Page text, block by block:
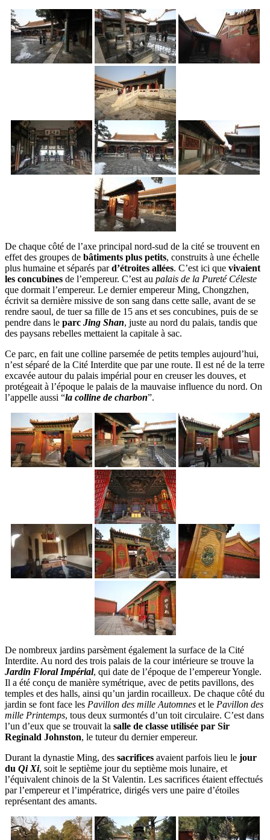
De chaque côté de l’axe principal nord-sud de la cité se trouvent en
effet des groupes de bâtiments plus petits, construits à une échelle
plus humaine et séparés pard’étroites allées. C’est ici que vivaient
les concubines de l’empereur. C’est au palais de la Pureté Céleste
que dormait l’empereur. Le dernier empereur Ming, Chongzhen,
écrivit sa dernière missive de son sang dans cette salle, avant de se
rendre saoul, de tuer sa fille de 15 ans et ses concubines, puis de se
pendre dans le parc Jing Shan, juste au nord du palais, tandis que
des paysans rebelles mettaient la capitale à sac.
Ce parc, en fait une colline parsemée de petits temples aujourd’hui,
n’est séparé de la Cité Interdite que par une route. Il est né de la terre
excavée autour du palais impérial pour en creuser les douves, et
protégeait à l’époque le palais de la mauvaise influence du nord. On
l’appelle aussi “la colline de charbon”.
De nombreux jardins parsèment également la surface de la Cité
Interdite. Au nord des trois palais de la cour intérieure se trouve la
Jardin Floral Impérial, qui date de l’époque de l’empereur Yongle.
Il a été conçu de manière symétrique, avec de petits pavillons, des
temples et des halls, ainsi qu’un jardin rocailleux. De chaque côté du
jardin se font face les Pavillon des mille Automnes et le Pavillon des
mille Printemps, tous deux surmontés d’un toit circulaire. C’est dans
l’un d’eux que se trouvait la salle de classe utilisée par Sir
Reginald Johnston, le tuteur du dernier empereur.
Durant la dynastie Ming, des sacrifices avaient parfois lieu le jour
du Qi Xi, soit le septième jour du septième mois lunaire, et
l’équivalent chinois de la St Valentin. Les sacrifices étaient effectués
par l’empereur et l’impératrice, dirigés vers une paire d’étoiles
représentant des amants.